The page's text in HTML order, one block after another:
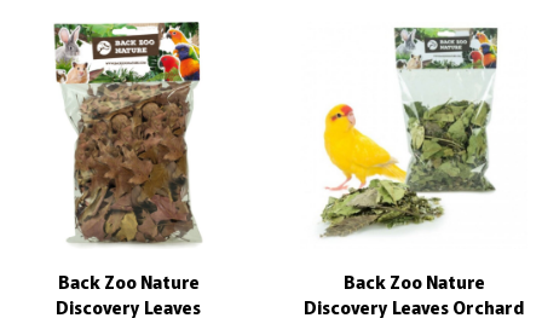
Back Zoo Nature
Discovery Leaves
Back Zoo Nature
Discovery Leaves Orchard